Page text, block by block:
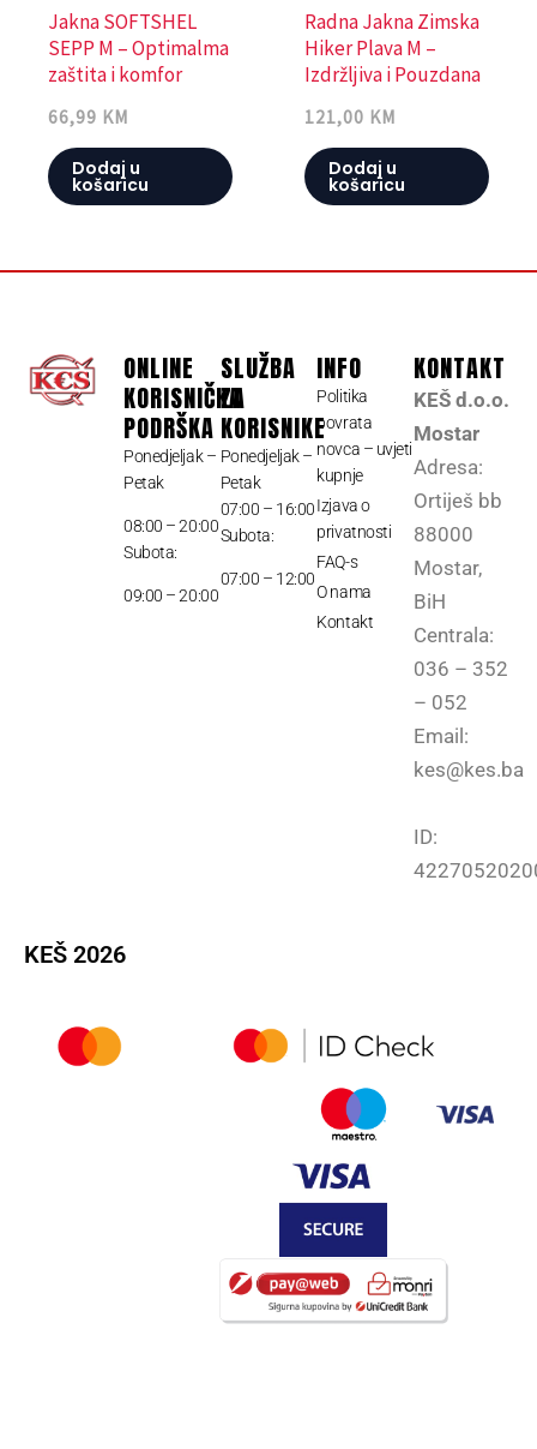
Jakna SOFTSHEL
SEPP M – Optimalma
zaštita i komfor
66,99 KM
Dodaj u
košaricu
Radna Jakna Zimska
Hiker Plava M –
Izdržljiva i Pouzdana
121,00 KM
Dodaj u
košaricu
ONLINE
KORISNIČKA
PODRŠKA
Ponedjeljak –
Petak
08:00 – 20:00
Subota:
09:00 – 20:00
SLUŽBA
ZA
KORISNIKE
Ponedjeljak –
Petak
07:00 – 16:00
Subota:
07:00 – 12:00
INFO
Politika
povrata
novca – uvjeti
kupnje
Izjava o
privatnosti
FAQ-s
O nama
Kontakt
KONTAKT
KEŠ d.o.o.
Mostar
Adresa:
Ortiješ bb
88000
Mostar,
BiH
Centrala:
036 – 352
– 052
Email:
kes@kes.ba
ID:
KEŠ 2026